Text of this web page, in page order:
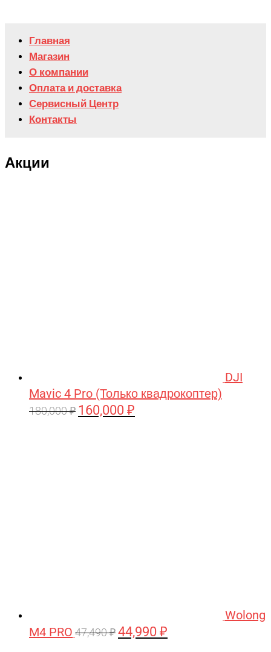
Главная
Магазин
О компании
Оплата и доставка
Сервисный Центр
Контакты
Акции
DJI
Mavic 4 Pro (Только квадрокоптер)
180,000₽ Первоначальная
160,000 ₽
Wolong
M4 PRO 47,490₽ Первоначальная
44,990 ₽